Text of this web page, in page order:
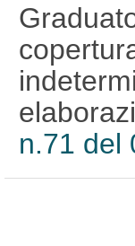
n.71 del